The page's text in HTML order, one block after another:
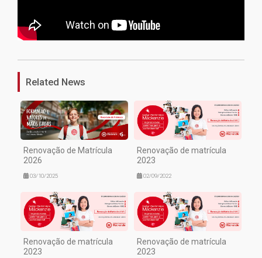
1
Related News
Renovação de Matrícula
2026
03/10/2025
Renovação de matrícula
2023
02/09/2022
Renovação de matrícula
2023
Renovação de matrícula
2023